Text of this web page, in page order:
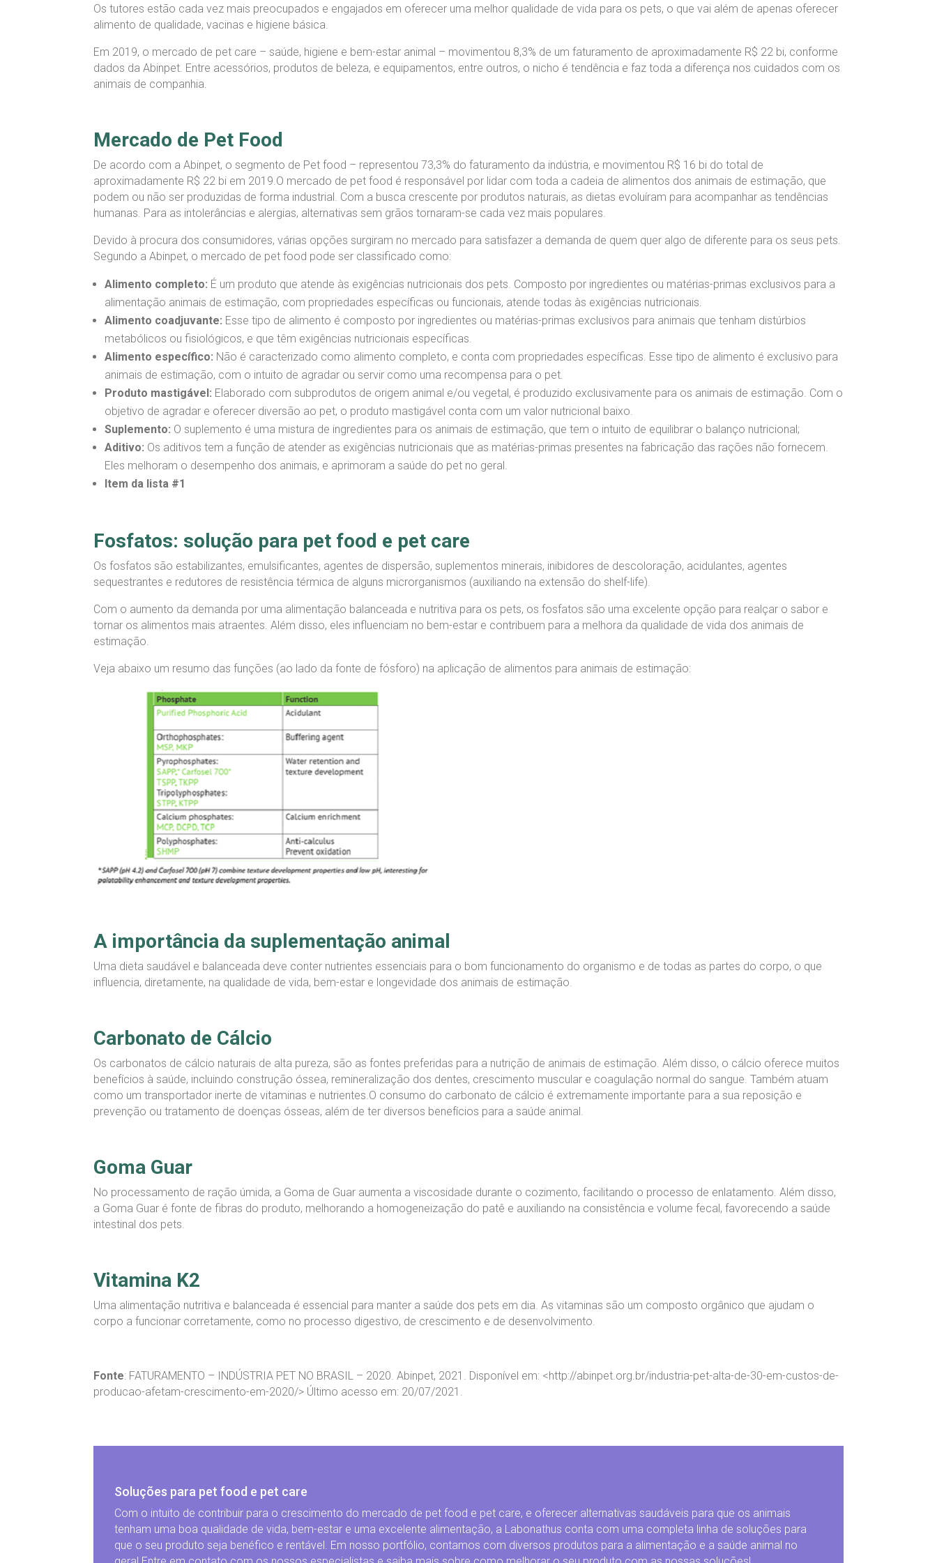
Os tutores estão cada vez mais preocupados e engajados em oferecer uma melhor qualidade de vida para os pets, o que vai além de apenas oferecer
alimento de qualidade, vacinas e higiene básica.
Em 2019, o mercado de pet care – saúde, higiene e bem-estar animal – movimentou 8,3% de um faturamento de aproximadamente R$ 22 bi, conforme
dados da Abinpet. Entre acessórios, produtos de beleza, e equipamentos, entre outros, o nicho é tendência e faz toda a diferença nos cuidados com os
animais de companhia.
Mercado de Pet Food
De acordo com a Abinpet, o segmento de Pet food – representou 73,3% do faturamento da indústria, e movimentou R$ 16 bi do total de
aproximadamente R$ 22 bi em 2019.O mercado de pet food é responsável por lidar com toda a cadeia de alimentos dos animais de estimação, que
podem ou não ser produzidas de forma industrial. Com a busca crescente por produtos naturais, as dietas evoluíram para acompanhar as tendências
humanas. Para as intolerâncias e alergias, alternativas sem grãos tornaram-se cada vez mais populares.
Devido à procura dos consumidores, várias opções surgiram no mercado para satisfazer a demanda de quem quer algo de diferente para os seus pets.
Segundo a Abinpet, o mercado de pet food pode ser classificado como:
Alimento completo: É um produto que atende às exigências nutricionais dos pets. Composto por ingredientes ou matérias-primas exclusivos para a
alimentação animais de estimação, com propriedades específicas ou funcionais, atende todas às exigências nutricionais.
Alimento coadjuvante: Esse tipo de alimento é composto por ingredientes ou matérias-primas exclusivos para animais que tenham distúrbios
metabólicos ou fisiológicos, e que têm exigências nutricionais específicas.
Alimento específico: Não é caracterizado como alimento completo, e conta com propriedades específicas. Esse tipo de alimento é exclusivo para
animais de estimação, com o intuito de agradar ou servir como uma recompensa para o pet.
Produto mastigável: Elaborado com subprodutos de origem animal e/ou vegetal, é produzido exclusivamente para os animais de estimação. Com o
objetivo de agradar e oferecer diversão ao pet, o produto mastigável conta com um valor nutricional baixo.
Suplemento: O suplemento é uma mistura de ingredientes para os animais de estimação, que tem o intuito de equilibrar o balanço nutricional;
Aditivo: Os aditivos tem a função de atender as exigências nutricionais que as matérias-primas presentes na fabricação das rações não fornecem.
Eles melhoram o desempenho dos animais, e aprimoram a saúde do pet no geral.
Item da lista #1
Fosfatos: solução para pet food e pet care
Os fosfatos são estabilizantes, emulsificantes, agentes de dispersão, suplementos minerais, inibidores de descoloração, acidulantes, agentes
sequestrantes e redutores de resistência térmica de alguns microrganismos (auxiliando na extensão do shelf-life).
Com o aumento da demanda por uma alimentação balanceada e nutritiva para os pets, os fosfatos são uma excelente opção para realçar o sabor e
tornar os alimentos mais atraentes. Além disso, eles influenciam no bem-estar e contribuem para a melhora da qualidade de vida dos animais de
estimação.
Veja abaixo um resumo das funções (ao lado da fonte de fósforo) na aplicação de alimentos para animais de estimação:
A importância da suplementação animal
Uma dieta saudável e balanceada deve conter nutrientes essenciais para o bom funcionamento do organismo e de todas as partes do corpo, o que
influencia, diretamente, na qualidade de vida, bem-estar e longevidade dos animais de estimação.
Carbonato de Cálcio
Os carbonatos de cálcio naturais de alta pureza, são as fontes preferidas para a nutrição de animais de estimação. Além disso, o cálcio oferece muitos
benefícios à saúde, incluindo construção óssea, remineralização dos dentes, crescimento muscular e coagulação normal do sangue. Também atuam
como um transportador inerte de vitaminas e nutrientes.O consumo do carbonato de cálcio é extremamente importante para a sua reposição e
prevenção ou tratamento de doenças ósseas, além de ter diversos benefícios para a saúde animal.
Goma Guar
No processamento de ração úmida, a Goma de Guar aumenta a viscosidade durante o cozimento, facilitando o processo de enlatamento. Além disso,
a Goma Guar é fonte de fibras do produto, melhorando a homogeneização do patê e auxiliando na consistência e volume fecal, favorecendo a saúde
intestinal dos pets.
Vitamina K2
Uma alimentação nutritiva e balanceada é essencial para manter a saúde dos pets em dia. As vitaminas são um composto orgânico que ajudam o
corpo a funcionar corretamente, como no processo digestivo, de crescimento e de desenvolvimento.
Fonte: FATURAMENTO – INDÚSTRIA PET NO BRASIL – 2020. Abinpet, 2021. Disponível em: <http://abinpet.org.br/industria-pet-alta-de-30-em-custos-de-
producao-afetam-crescimento-em-2020/> Último acesso em: 20/07/2021.
Soluções para pet food e pet care
Com o intuito de contribuir para o crescimento do mercado de pet food e pet care, e oferecer alternativas saudáveis para que os animais
tenham uma boa qualidade de vida, bem-estar e uma excelente alimentação, a Labonathus conta com uma completa linha de soluções para
que o seu produto seja benéfico e rentável. Em nosso portfólio, contamos com diversos produtos para a alimentação e a saúde animal no